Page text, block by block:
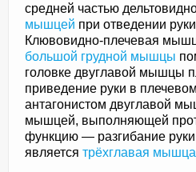
средней частью
мышцей при отведении
Клювовидно-плечевая
большой грудной мышцы
головке двуглавой мышцы
приведение руки в
антагонистом двуглавой
мышцей, выполняющей
функцию — разгибание руки
является трёхглавая